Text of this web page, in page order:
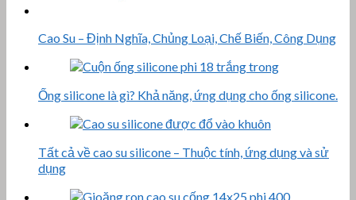
Cao Su – Định Nghĩa, Chủng Loại, Chế Biến, Công Dụng
Ống silicone là gì? Khả năng, ứng dụng cho ống silicone.
Tất cả về cao su silicone – Thuộc tính, ứng dụng và sử
dụng